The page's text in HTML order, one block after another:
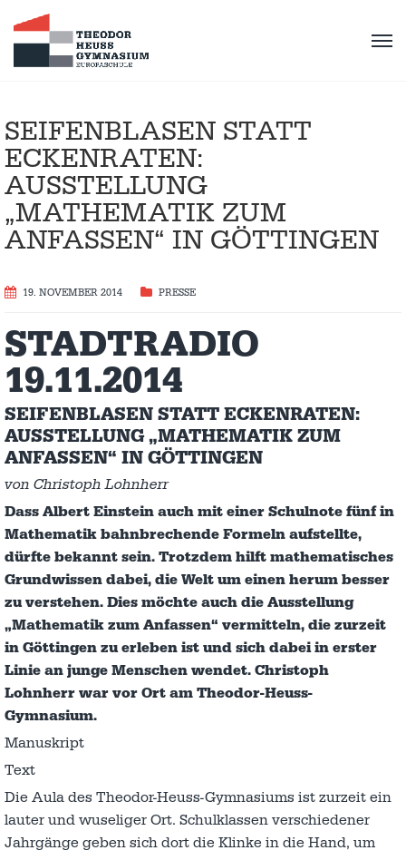
SEIFENBLASEN STATT
ECKENRATEN:
AUSSTELLUNG
„MATHEMATIK ZUM
ANFASSEN“ IN GÖTTINGEN
19. NOVEMBER 2014 PRESSE
STADTRADIO
19.11.2014
SEIFENBLASEN STATT ECKENRATEN:
AUSSTELLUNG „MATHEMATIK ZUM
ANFASSEN“ IN GÖTTINGEN
von Christoph Lohnherr
Dass Albert Einstein auch mit einer Schulnote fünf in
Mathematik bahnbrechende Formeln aufstellte,
dürfte bekannt sein. Trotzdem hilft mathematisches
Grundwissen dabei, die Welt um einen herum besser
zu verstehen. Dies möchte auch die Ausstellung
„Mathematik zum Anfassen“ vermitteln, die zurzeit
in Göttingen zu erleben ist und sich dabei in erster
Linie an junge Menschen wendet. Christoph
Lohnherr war vor Ort am Theodor-Heuss-
Gymnasium.
Manuskript
Text
Die Aula des Theodor-Heuss-Gymnasiums ist zurzeit ein
lauter und wuseliger Ort. Schulklassen verschiedener
Jahrgänge geben sich dort die Klinke in die Hand, um